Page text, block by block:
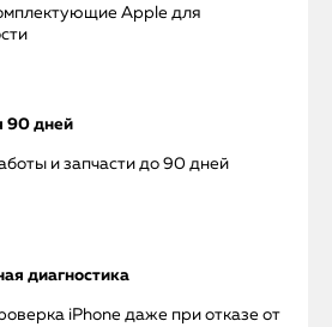
Apple для
90 дней
и запчасти до 90 дней
диагностика
iPhone даже при отказе от